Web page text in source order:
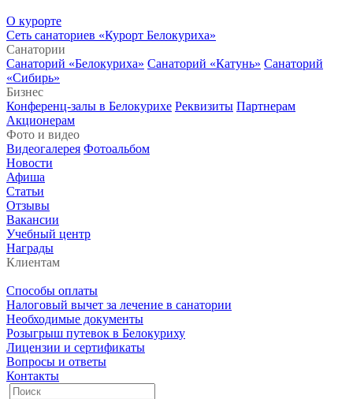
О курорте
Сеть санаториев «Курорт Белокуриха»
Санатории
Санаторий «Белокуриха» Санаторий «Катунь» Санаторий
«Сибирь»
Бизнес
Конференц-залы в Белокурихе Реквизиты Партнерам
Акционерам
Фото и видео
Видеогалерея Фотоальбом
Новости
Афиша
Статьи
Отзывы
Вакансии
Учебный центр
Награды
Клиентам
Способы оплаты
Налоговый вычет за лечение в санатории
Необходимые документы
Розыгрыш путевок в Белокуриху
Лицензии и сертификаты
Вопросы и ответы
Контакты